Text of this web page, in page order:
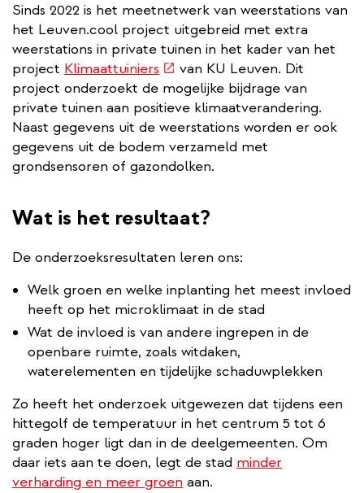
Sinds 2022 is het meetnetwerk van weerstations van
het Leuven.cool project uitgebreid met extra
weerstations in private tuinen in het kader van het
project Klimaattuiniers (externe
link)
van KU Leuven. Dit
project onderzoekt de mogelijke bijdrage van
private tuinen aan positieve klimaatverandering.
Naast gegevens uit de weerstations worden er ook
gegevens uit de bodem verzameld met
grondsensoren of gazondolken.
Wat is het resultaat?
De onderzoeksresultaten leren ons:
Welk groen en welke inplanting het meest invloed
heeft op het microklimaat in de stad
Wat de invloed is van andere ingrepen in de
openbare ruimte, zoals witdaken,
waterelementen en tijdelijke schaduwplekken
Zo heeft het onderzoek uitgewezen dat tijdens een
hittegolf de temperatuur in het centrum 5 tot 6
graden hoger ligt dan in de deelgemeenten. Om
daar iets aan te doen, legt de stad minder
verharding en meer groen aan.